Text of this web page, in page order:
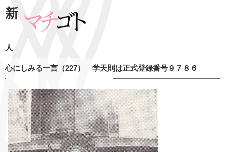
新
人
心にしみる一言（227） 学天則は正式登録番号９７８６